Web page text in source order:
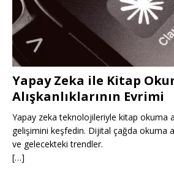
Yapay Zeka ile Kitap
Alışkanlıklarının Evrimi
Yapay zeka teknolojileriyle kitap okuma
gelişimini keşfedin. Dijital çağda okuma
ve gelecekteki trendler.
[…]